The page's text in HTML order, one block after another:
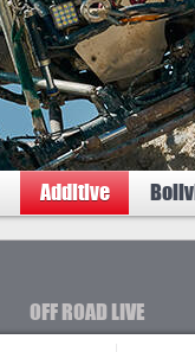
Additive
OFF ROAD LIVE